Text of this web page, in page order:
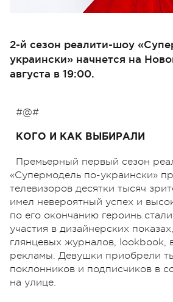
2-й сезон реалити-шоу
украински» начнется на
августа в 19:00.
#@#
КОГО И КАК ВЫБИРАЛИ
Премьерный первый сезон
«Супермодель по-украински»
телевизоров десятки тысяч
имел невероятный успех и
по его окончанию героинь
участия в дизайнерских
глянцевых журналов, lookbook,
рекламы. Девушки приобрели
поклонников и подписчиков в
на улице.